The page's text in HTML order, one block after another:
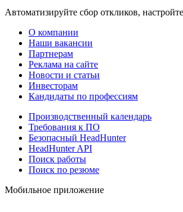
Автоматизируйте сбор откликов,
О компании
Наши вакансии
Партнерам
Реклама на сайте
Новости и статьи
Инвесторам
Кандидаты по профессиям
Производственный календарь
Требования к ПО
Безопасный HeadHunter
HeadHunter API
Поиск работы
Поиск по резюме
Мобильное приложение